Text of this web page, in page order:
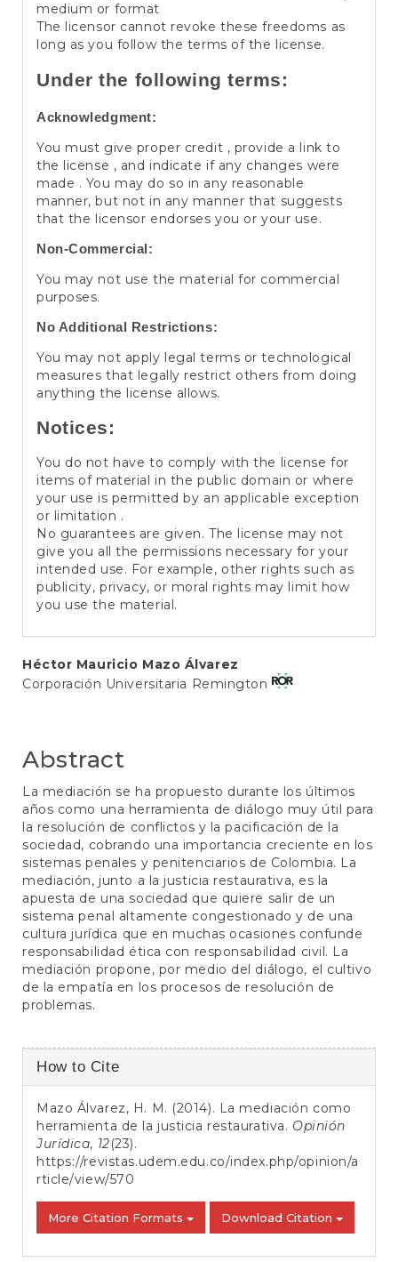
medium or format
The licensor cannot revoke these freedoms as
long as you follow the terms of the license.
Under the following terms:
Acknowledgment:
You must give proper credit , provide a link to
the license , and indicate if any changes were
made . You may do so in any reasonable
manner, but not in any manner that suggests
that the licensor endorses you or your use.
Non-Commercial:
You may not use the material for commercial
purposes.
No Additional Restrictions:
You may not apply legal terms or technological
measures that legally restrict others from doing
anything the license allows.
Notices:
You do not have to comply with the license for
items of material in the public domain or where
your use is permitted by an applicable exception
or limitation .
No guarantees are given. The license may not
give you all the permissions necessary for your
intended use. For example, other rights such as
publicity, privacy, or moral rights may limit how
you use the material.
Main
Article
Héctor Mauricio Mazo Álvarez
Corporación Universitaria Remington
Abstract
La mediación se ha propuesto durante los últimos
años como una herramienta de diálogo muy útil para
la resolución de conflictos y la pacificación de la
sociedad, cobrando una importancia creciente en los
sistemas penales y penitenciarios de Colombia. La
mediación, junto a la justicia restaurativa, es la
apuesta de una sociedad que quiere salir de un
sistema penal altamente congestionado y de una
cultura jurídica que en muchas ocasiones confunde
responsabilidad ética con responsabilidad civil. La
mediación propone, por medio del diálogo, el cultivo
de la empatía en los procesos de resolución de
problemas.
Article
Details
How to Cite
Mazo Álvarez, H. M. (2014). La mediación como
herramienta de la justicia restaurativa. Opinión
Jurídica, 12(23).
https://revistas.udem.edu.co/index.php/opinion/a
rticle/view/570
More Citation Formats Download Citation